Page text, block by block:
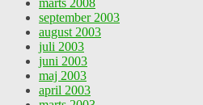
september 2003
august 2003
juli 2003
juni 2003
maj 2003
april 2003